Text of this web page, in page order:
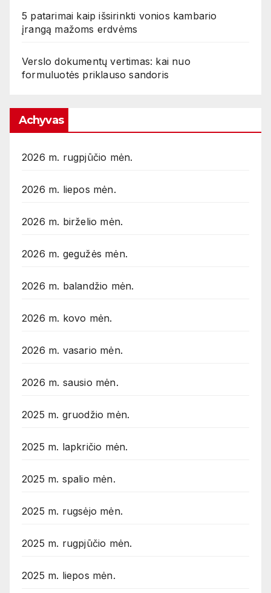
5 patarimai kaip išsirinkti vonios kambario
įrangą mažoms erdvėms
Verslo dokumentų vertimas: kai nuo
formuluotės priklauso sandoris
Achyvas
2026 m. rugpjūčio mėn.
2026 m. liepos mėn.
2026 m. birželio mėn.
2026 m. gegužės mėn.
2026 m. balandžio mėn.
2026 m. kovo mėn.
2026 m. vasario mėn.
2026 m. sausio mėn.
2025 m. gruodžio mėn.
2025 m. lapkričio mėn.
2025 m. spalio mėn.
2025 m. rugsėjo mėn.
2025 m. rugpjūčio mėn.
2025 m. liepos mėn.